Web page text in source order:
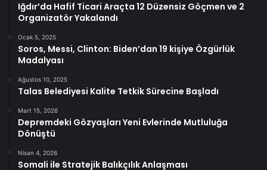
Iğdır’da Hafif Ticari Araçta 12 Düzensiz Göçmen ve 2
Organizatör Yakalandı
Ocak 5, 2025
Soros, Messi, Clinton: Biden’dan 19 kişiye Özgürlük
Madalyası
Ağustos 10, 2025
Talas Belediyesi Kalite Tetkik Sürecine Başladı
Mart 15, 2026
Depremdeki Gözyaşları Yeni Evlerinde Mutluluğa
Dönüştü
Nisan 4, 2026
Somali ile Stratejik Balıkçılık Anlaşması